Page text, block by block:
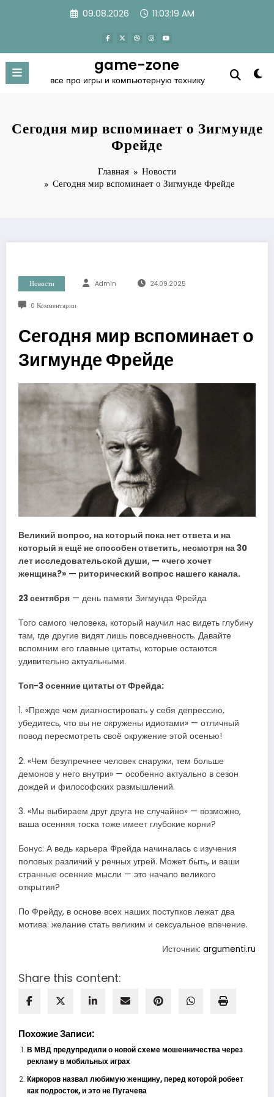
09.08.2026 11:03:19 AM
game-zone
все про игры и компьютерную технику
Сегодня мир вспоминает о Зигмунде
Фрейде
Главная
Новости
Сегодня мир вспоминает о Зигмунде Фрейде
Новости Admin 24.09.2025
0 Комментарии
Сегодня мир вспоминает о
Зигмунде Фрейде
Великий вопрос, на который пока нет ответа и на
который я ещё не способен ответить, несмотря на 30
лет исследовательской души, — «чего хочет
женщина?» — риторический вопрос нашего канала.
23 сентября — день памяти Зигмунда Фрейда
Того самого человека, который научил нас видеть глубину
там, где другие видят лишь повседневность. Давайте
вспомним его главные цитаты, которые остаются
удивительно актуальными.
Топ-3 осенние цитаты от Фрейда:
1. «Прежде чем диагностировать у себя депрессию,
убедитесь, что вы не окружены идиотами» — отличный
повод пересмотреть своё окружение этой осенью!
2. «Чем безупречнее человек снаружи, тем больше
демонов у него внутри» — особенно актуально в сезон
дождей и философских размышлений.
3. «Мы выбираем друг друга не случайно» — возможно,
ваша осенняя тоска тоже имеет глубокие корни?
Бонус: А ведь карьера Фрейда начиналась с изучения
половых различий у речных угрей. Может быть, и ваши
странные осенние мысли — это начало великого
открытия?
По Фрейду, в основе всех наших поступков лежат два
мотива: желание стать великим и сексуальное влечение.
Источник: argumenti.ru
Share this content:
Похожие Записи:
В МВД предупредили о новой схеме мошенничества через
рекламу в мобильных играх
Киркоров назвал любимую женщину, перед которой робеет
как подросток, и это не Пугачева